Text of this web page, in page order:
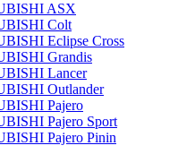
ASX
Colt
Eclipse Cross
Grandis
Lancer
Outlander
Pajero
Pajero Sport
Pajero Pinin